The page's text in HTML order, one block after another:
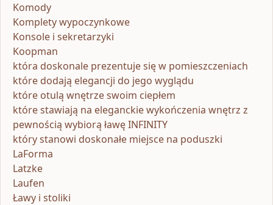
Komody
Komplety wypoczynkowe
Konsole i sekretarzyki
Koopman
która doskonale prezentuje się w pomieszczeniach
które dodają elegancji do jego wyglądu
które otulą wnętrze swoim ciepłem
które stawiają na eleganckie wykończenia wnętrz z
pewnością wybiorą ławę INFINITY
który stanowi doskonałe miejsce na poduszki
LaForma
Latzke
Laufen
Ławy i stoliki